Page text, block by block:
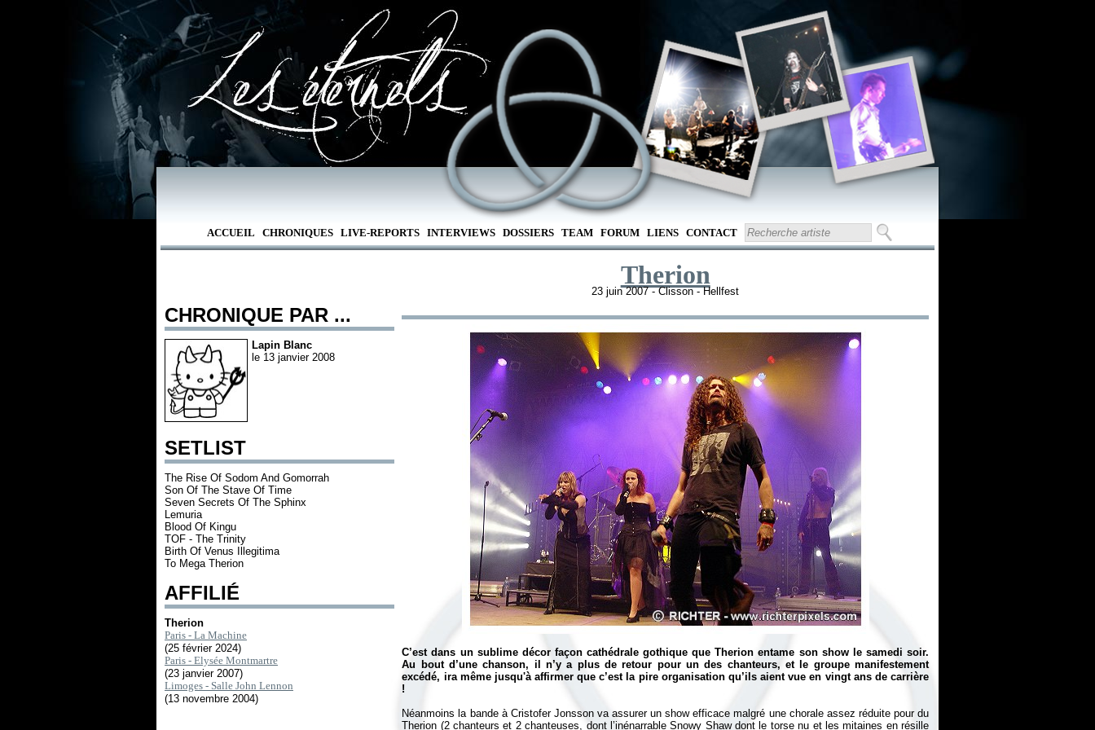
ACCUEIL CHRONIQUES LIVE-REPORTS INTERVIEWS DOSSIERS TEAM FORUM LIENS CONTACT
CHRONIQUE PAR ...
Lapin Blanc
le 13 janvier 2008
SETLIST
The Rise Of Sodom And Gomorrah
Son Of The Stave Of Time
Seven Secrets Of The Sphinx
Lemuria
Blood Of Kingu
TOF - The Trinity
Birth Of Venus Illegitima
To Mega Therion
AFFILIÉ
Therion
Paris - La Machine
(25 février 2024)
Paris - Elysée Montmartre
(23 janvier 2007)
Limoges - Salle John Lennon
(13 novembre 2004)
Therion
23 juin 2007 - Clisson - Hellfest
C’est dans un sublime décor façon cathédrale gothique que Therion entame son show le samedi soir.
Au bout d’une chanson, il n’y a plus de retour pour un des chanteurs, et le groupe manifestement
excédé, ira même jusqu'à affirmer que c’est la pire organisation qu’ils aient vue en vingt ans de carrière
!
Néanmoins la bande à Cristofer Jonsson va assurer un show efficace malgré une chorale assez réduite pour du
Therion (2 chanteurs et 2 chanteuses, dont l’inénarrable Snowy Shaw dont le torse nu et les mitaines en résille